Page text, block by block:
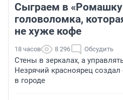
Сыграем в
головоломка,
не хуже кофе
18 часов 8 296 Обсудить
Стены в зеркалах, а
Незрячий красноярец
в городе